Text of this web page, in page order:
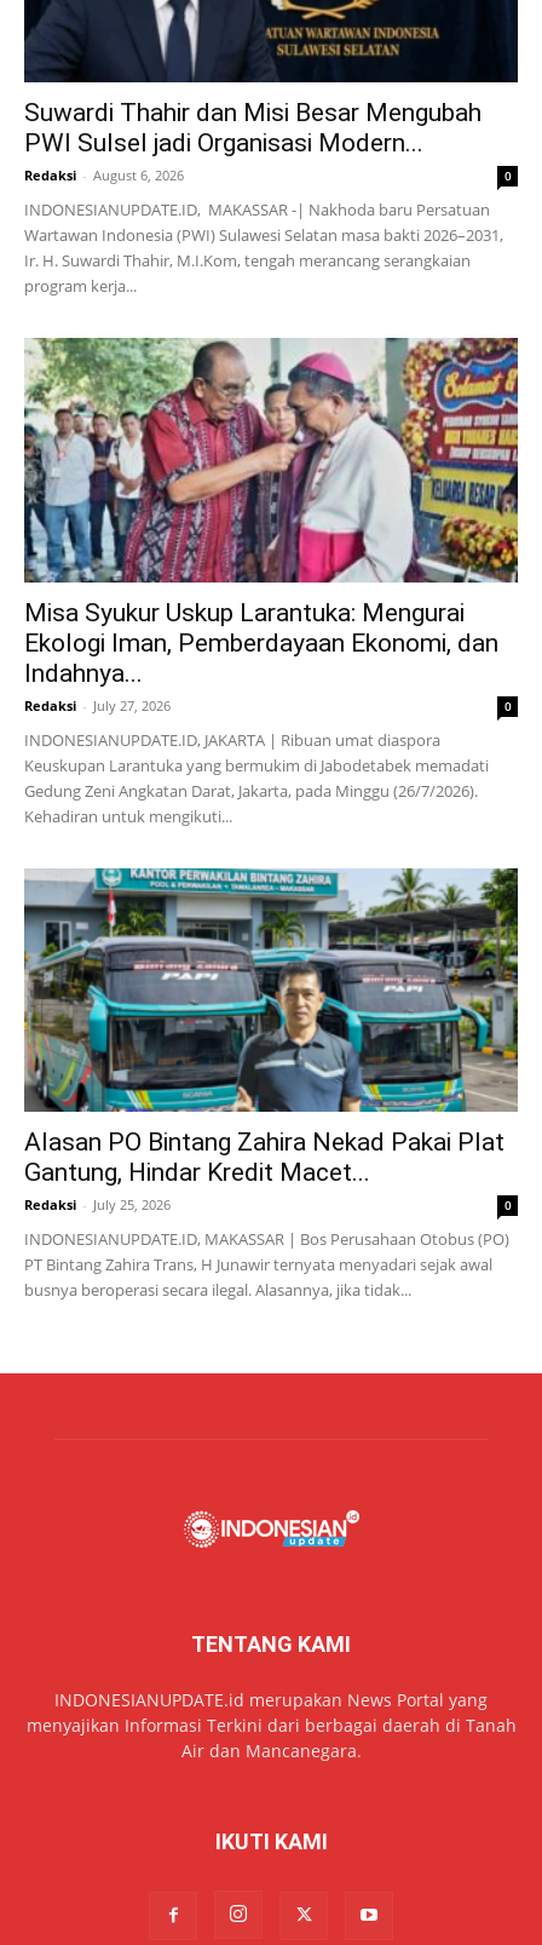
Suwardi Thahir dan Misi Besar Mengubah
PWI Sulsel jadi Organisasi Modern...
Redaksi - August 6, 2026 0
INDONESIANUPDATE.ID, MAKASSAR -| Nakhoda baru Persatuan
Wartawan Indonesia (PWI) Sulawesi Selatan masa bakti 2026–2031,
Ir. H. Suwardi Thahir, M.I.Kom, tengah merancang serangkaian
program kerja...
Misa Syukur Uskup Larantuka: Mengurai
Ekologi Iman, Pemberdayaan Ekonomi, dan
Indahnya...
Redaksi - July 27, 2026 0
INDONESIANUPDATE.ID, JAKARTA | Ribuan umat diaspora
Keuskupan Larantuka yang bermukim di Jabodetabek memadati
Gedung Zeni Angkatan Darat, Jakarta, pada Minggu (26/7/2026).
Kehadiran untuk mengikuti...
Alasan PO Bintang Zahira Nekad Pakai Plat
Gantung, Hindar Kredit Macet...
Redaksi - July 25, 2026 0
INDONESIANUPDATE.ID, MAKASSAR | Bos Perusahaan Otobus (PO)
PT Bintang Zahira Trans, H Junawir ternyata menyadari sejak awal
busnya beroperasi secara ilegal. Alasannya, jika tidak...
TENTANG KAMI
INDONESIANUPDATE.id merupakan News Portal yang
menyajikan Informasi Terkini dari berbagai daerah di Tanah
Air dan Mancanegara.
IKUTI KAMI